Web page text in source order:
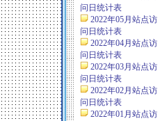
问日统计表
2022年05月站点访
问日统计表
2022年04月站点访
问日统计表
2022年03月站点访
问日统计表
2022年02月站点访
问日统计表
2022年01月站点访